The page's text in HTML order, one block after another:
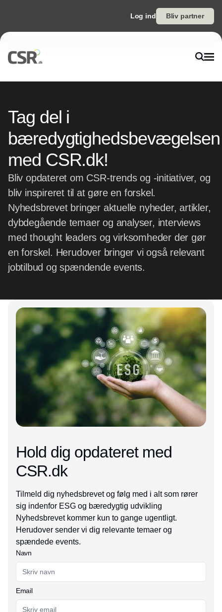
Log ind Bliv partner
Tag del i
bæredygtighedsbevægelsen
med CSR.dk!
Bliv opdateret om CSR-trends og -initiativer, og
bliv inspireret til at gøre en forskel.
Nyhedsbrevet bringer aktuelle nyheder, artikler,
dybdegående temaer og analyser, interviews
med thought leaders og virksomheder der gør
en forskel. Herudover bringer vi også relevant
jobtilbud og spændende events.
Hold dig opdateret med
CSR.dk
Tilmeld dig nyhedsbrevet og følg med i alt som rører
sig indenfor ESG og bæredygtig udvikling
Nyhedsbrevet kommer kun to gange ugentligt.
Herudover sender vi dig relevante temaer og
spændede events.
Navn
Email